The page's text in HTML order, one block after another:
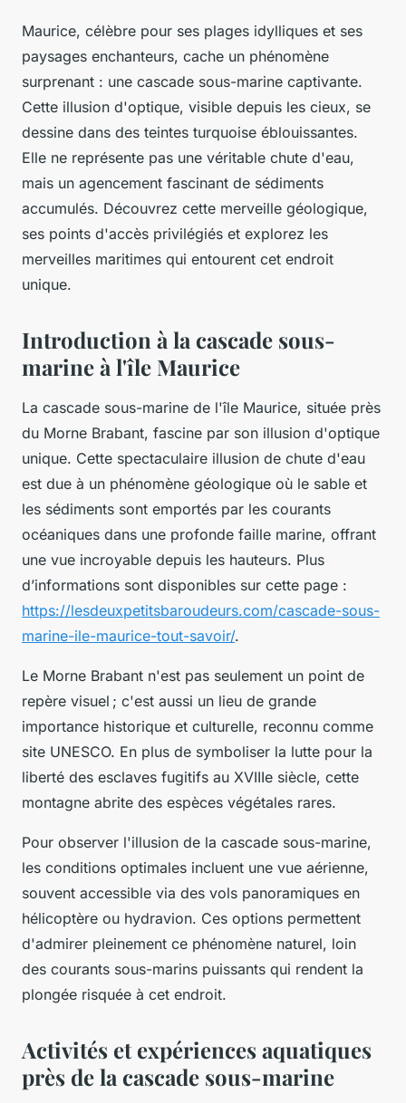
Maurice, célèbre pour ses plages idylliques et ses
paysages enchanteurs, cache un phénomène
surprenant : une cascade sous-marine captivante.
Cette illusion d'optique, visible depuis les cieux, se
dessine dans des teintes turquoise éblouissantes.
Elle ne représente pas une véritable chute d'eau,
mais un agencement fascinant de sédiments
accumulés. Découvrez cette merveille géologique,
ses points d'accès privilégiés et explorez les
merveilles maritimes qui entourent cet endroit
unique.
Introduction à la cascade sous-
marine à l'île Maurice
La cascade sous-marine de l'île Maurice, située près
du Morne Brabant, fascine par son illusion d'optique
unique. Cette spectaculaire illusion de chute d'eau
est due à un phénomène géologique où le sable et
les sédiments sont emportés par les courants
océaniques dans une profonde faille marine, offrant
une vue incroyable depuis les hauteurs. Plus
d’informations sont disponibles sur cette page :
https://lesdeuxpetitsbaroudeurs.com/cascade-sous-
marine-ile-maurice-tout-savoir/.
Le Morne Brabant n'est pas seulement un point de
repère visuel ; c'est aussi un lieu de grande
importance historique et culturelle, reconnu comme
site UNESCO. En plus de symboliser la lutte pour la
liberté des esclaves fugitifs au XVIIIe siècle, cette
montagne abrite des espèces végétales rares.
Pour observer l'illusion de la cascade sous-marine,
les conditions optimales incluent une vue aérienne,
souvent accessible via des vols panoramiques en
hélicoptère ou hydravion. Ces options permettent
d'admirer pleinement ce phénomène naturel, loin
des courants sous-marins puissants qui rendent la
plongée risquée à cet endroit.
Activités et expériences aquatiques
près de la cascade sous-marine